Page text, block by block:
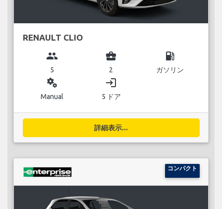
RENAULT CLIO
group
5
business_center
2
local_gas_station
ガソリン
miscellaneous_services
Manual
login
5 ドア
詳細表示...
コンパクト